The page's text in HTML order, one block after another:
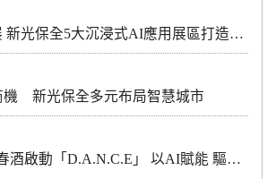
2026智慧城市展 新光保全5大沉浸式AI應用展區打造全方位空間安全規劃
機 新光保全多元布局智慧城市
新光保全 2026 春酒啟動「D.A.N.C.E」 以AI賦能 驅動安全科技與營運升級